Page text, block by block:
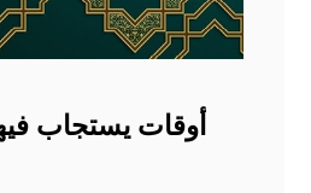
أوقات يستجاب